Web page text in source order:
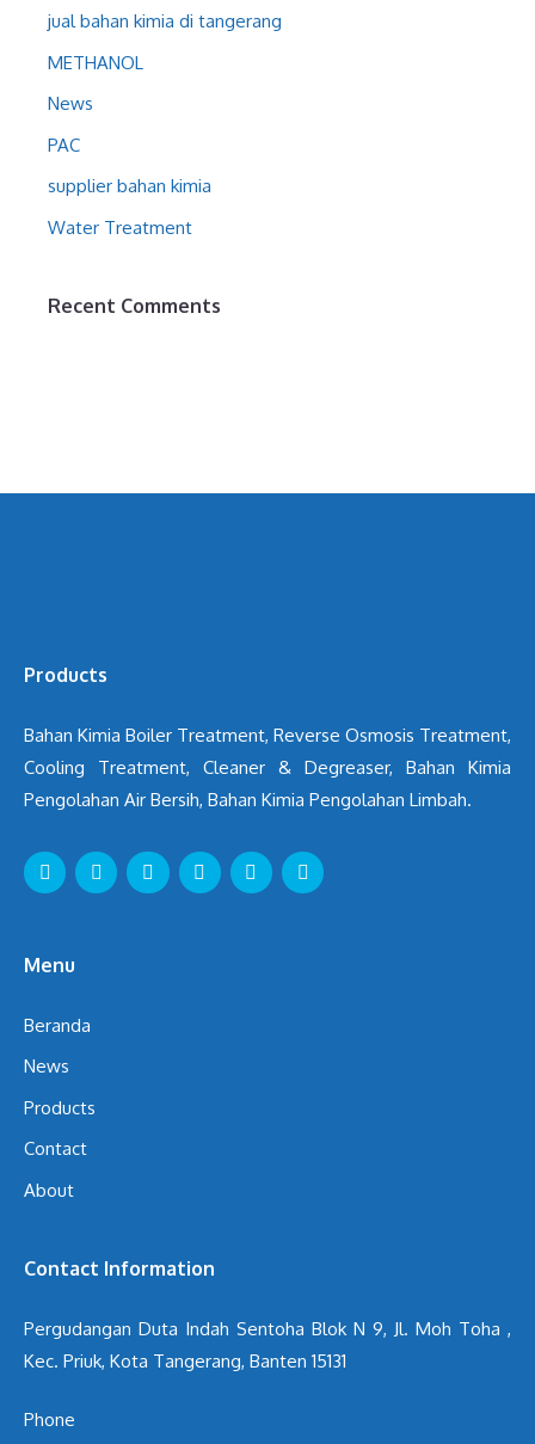
jual bahan kimia di tangerang
METHANOL
News
PAC
supplier bahan kimia
Water Treatment
Recent Comments
Products
Bahan Kimia Boiler Treatment, Reverse Osmosis Treatment,
Cooling Treatment, Cleaner & Degreaser, Bahan Kimia
Pengolahan Air Bersih, Bahan Kimia Pengolahan Limbah.
Menu
Beranda
News
Products
Contact
About
Contact Information
Pergudangan Duta Indah Sentoha Blok N 9, Jl. Moh Toha ,
Kec. Priuk, Kota Tangerang, Banten 15131
Phone